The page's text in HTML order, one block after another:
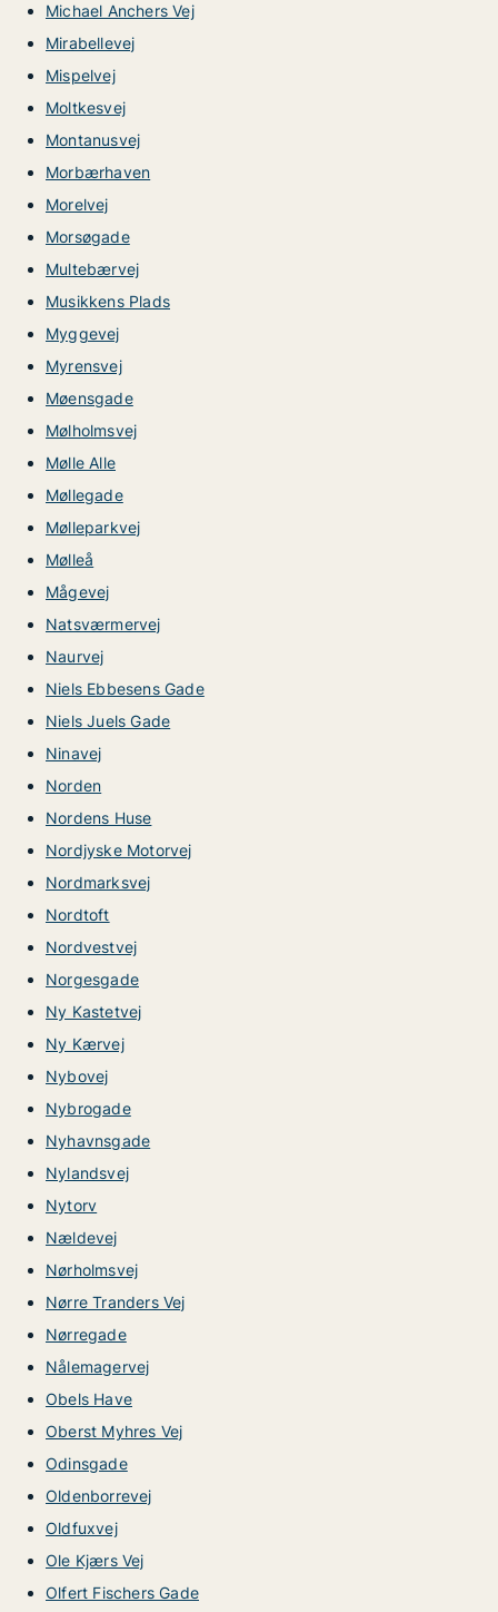
Michael Anchers Vej
Mirabellevej
Mispelvej
Moltkesvej
Montanusvej
Morbærhaven
Morelvej
Morsøgade
Multebærvej
Musikkens Plads
Myggevej
Myrensvej
Møensgade
Mølholmsvej
Mølle Alle
Møllegade
Mølleparkvej
Mølleå
Mågevej
Natsværmervej
Naurvej
Niels Ebbesens Gade
Niels Juels Gade
Ninavej
Norden
Nordens Huse
Nordjyske Motorvej
Nordmarksvej
Nordtoft
Nordvestvej
Norgesgade
Ny Kastetvej
Ny Kærvej
Nybovej
Nybrogade
Nyhavnsgade
Nylandsvej
Nytorv
Nældevej
Nørholmsvej
Nørre Tranders Vej
Nørregade
Nålemagervej
Obels Have
Oberst Myhres Vej
Odinsgade
Oldenborrevej
Oldfuxvej
Ole Kjærs Vej
Olfert Fischers Gade